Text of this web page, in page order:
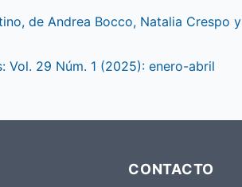
de Andrea Bocco, Natalia Crespo y
Vol. 29 Núm. 1 (2025): enero-abril
CONTACTO